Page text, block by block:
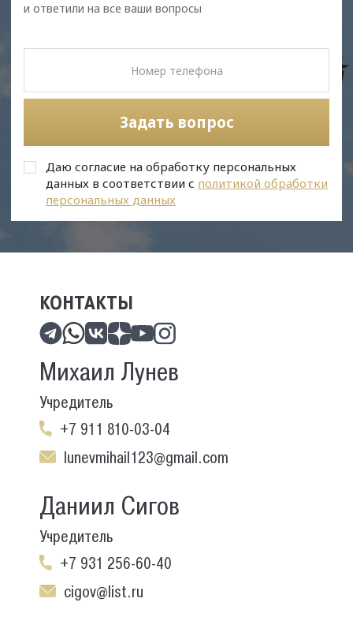
и ответили на все ваши вопросы
Задать вопрос
Даю согласие на обработку персональных
данных в соответствии с политикой обработки
персональных данных
КОНТАКТЫ
Михаил Лунев
Учредитель
+7 911 810-03-04
lunevmihail123@gmail.com
Даниил Сигов
Учредитель
+7 931 256-60-40
cigov@list.ru